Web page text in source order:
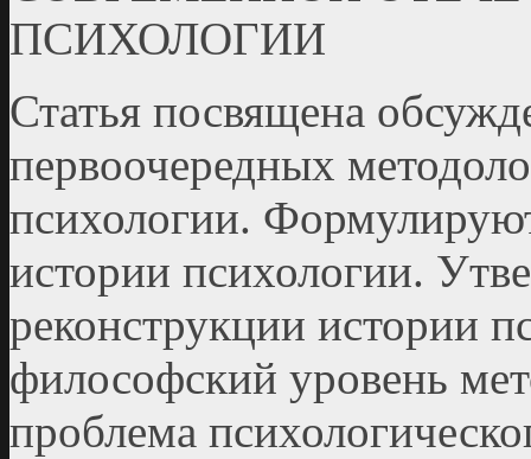
ПСИХОЛОГИИ
Статья посвящена
первоочередных
психологии.
истории психологии.
реконструкции истории
философский уровень
проблема